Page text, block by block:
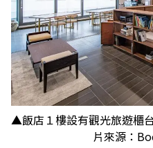
▲飯店１樓設有觀光旅遊櫃
片來源：